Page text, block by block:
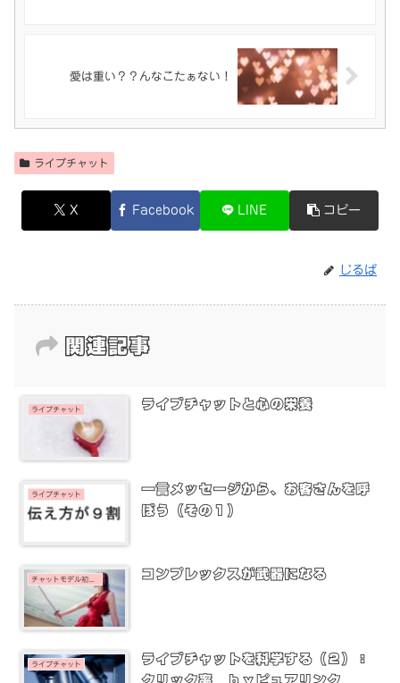
愛は重い？？んなこたぁない！
ライブチャット
X Facebook LINE コピー
じるば
関連記事
ライブチャット ライブチャットと心の栄養
ライブチャット
一言メッセージから、お客さんを呼
ぼう（その１）
コンプレックスが武器になる
ライブチャット
ライブチャットを科学する（２）：